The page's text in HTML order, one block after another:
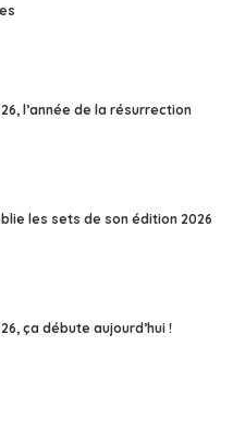
l’année de la résurrection
les sets de son édition 2026
ça débute aujourd’hui !